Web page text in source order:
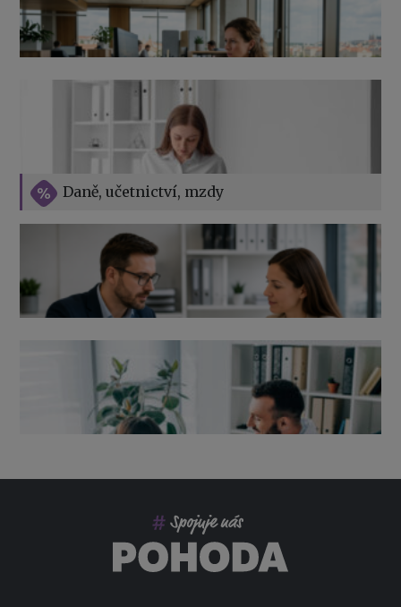
Daně, učetnictví, mzdy
Vše o překážkách v práci na straně zaměstnavatele
Výpověď ze zdravotních důvodů 2026 – průvodce pro
zaměstnavatele
Přehledy pro OSSZ a zdravotní pojišťovny – jak na ně
v roce 2026